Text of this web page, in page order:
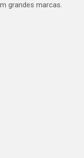
grandes marcas.